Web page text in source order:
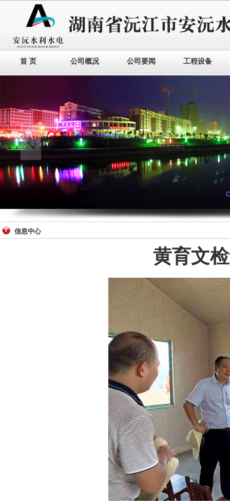
首 页 公司概况 公司要闻 工程设备
信息中心
黄育文